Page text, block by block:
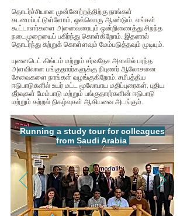
தொடர்ச்சியான முன்னேற்றத்திற்கு நாங்கள்
கடமைப்பட்டுள்ளோம், ஒவ்வொரு ஆண்டும், எங்கள்
கூட்டாளர்களை அனைவரையும் ஒன்றிணைத்து சிறந்த
நடைமுறையைப் பகிர்ந்து கொள்கிறோம், இதனால்
தொடர்ந்து கற்றுக் கொள்ளவும் மேம்படுத்தவும் முடியும்.
யுனைடெட் கிங்டம் மற்றும் சர்வதேச அளவில் பரந்த
அளவிலான பங்குதாரர்களுக்கு நிபுணர் ஆலோசனை
சேவைகளை நாங்கள் வழங்குகிறோம். சமீபத்திய
ஈடுபாடுகளில் உயர் மட்ட மூலோபாய மதிப்புரைகள், புதிய
தீர்வுகள் மேம்பாடு மற்றும் பங்குதாரர்களின் ஈடுபாடு
மற்றும் கற்றல் நிகழ்வுகள் ஆகியவை அடங்கும்.
Running a study tour for colleagues
from Saudi Arabia